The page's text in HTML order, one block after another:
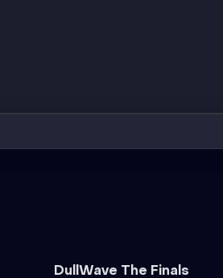
DullWave The Finals